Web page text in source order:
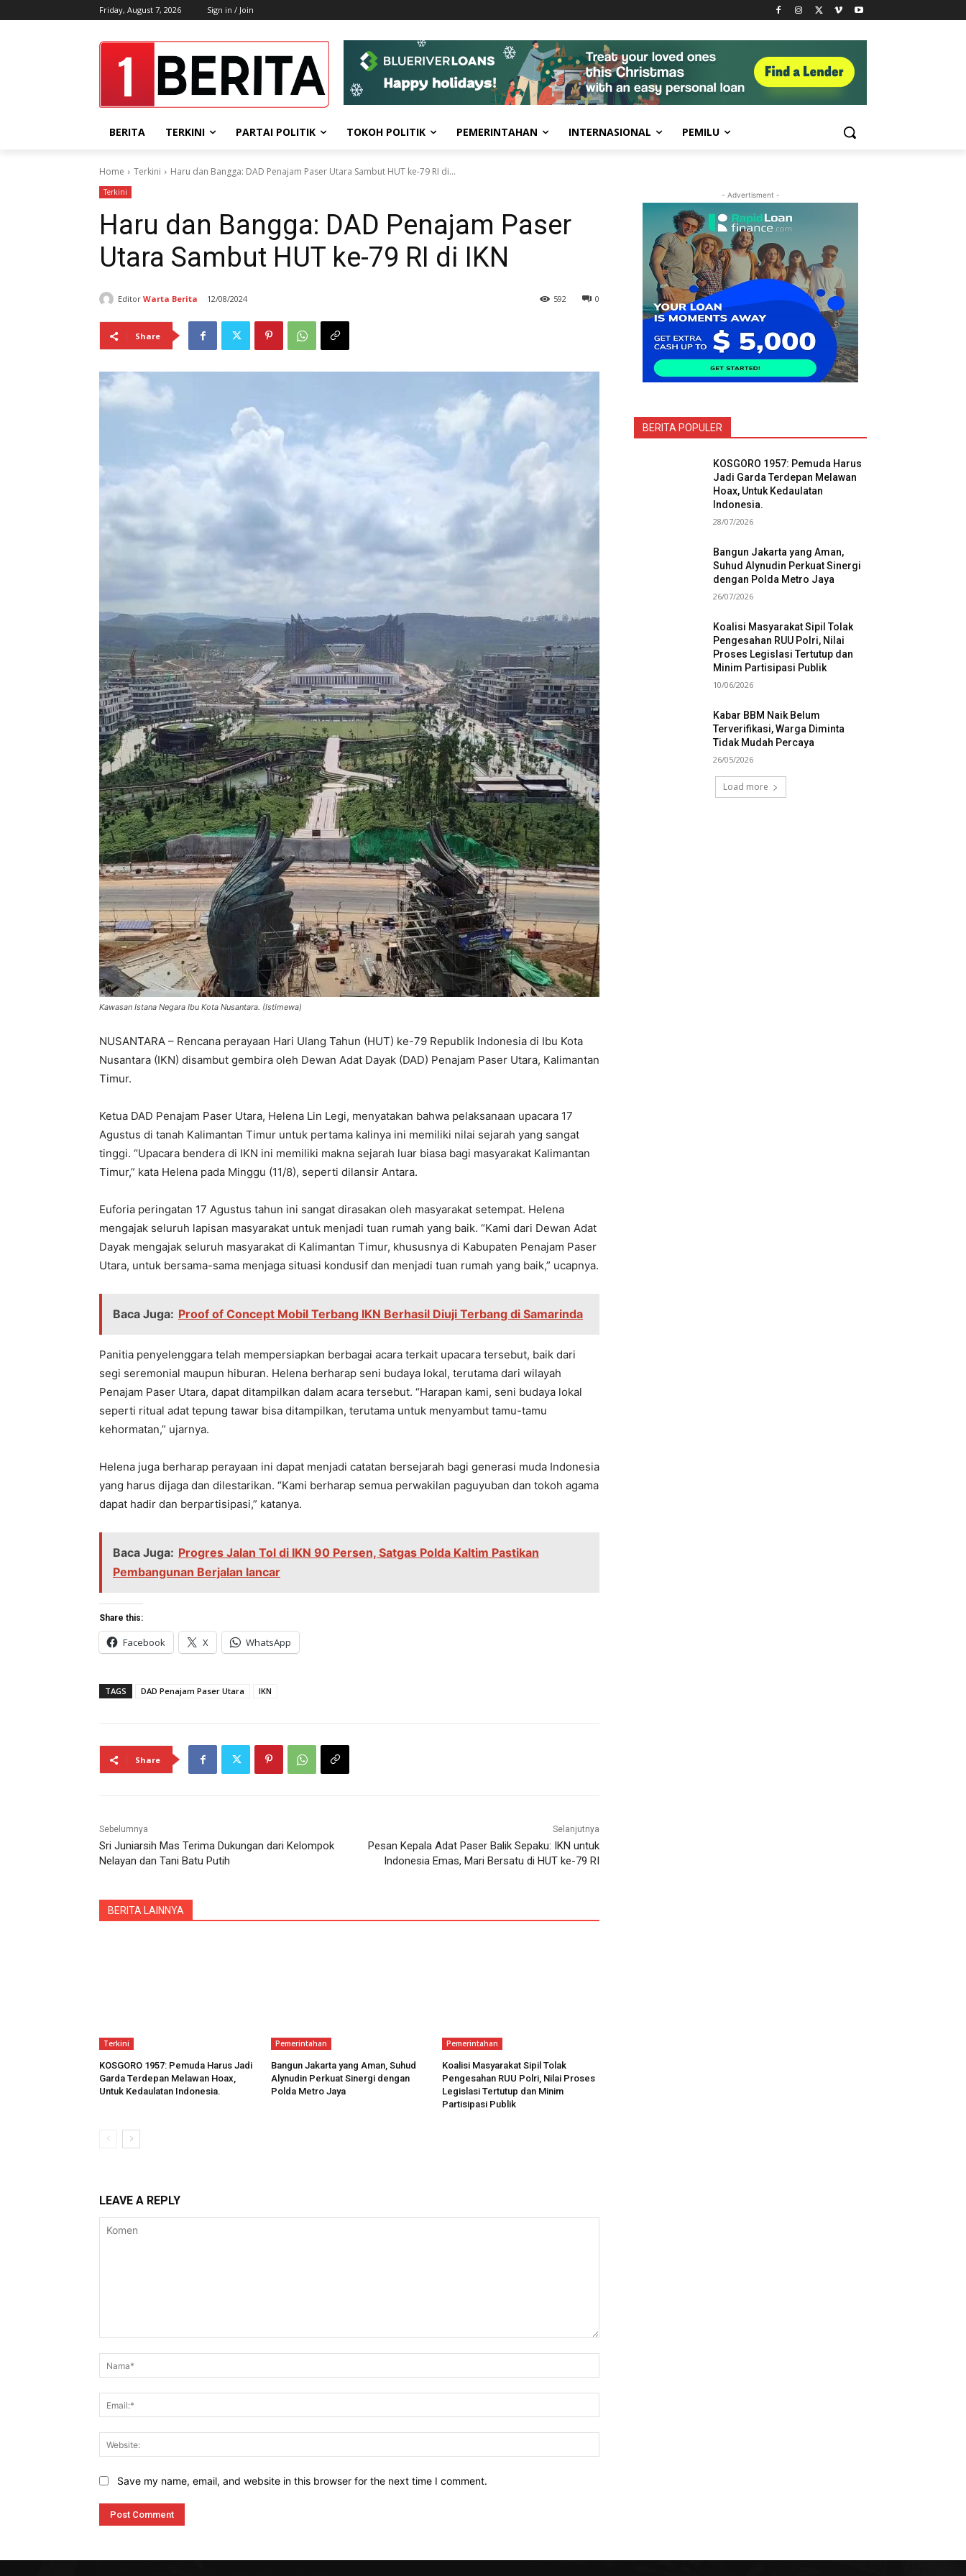
Friday, August 7, 2026 Sign in / Join
BERITA TERKINI PARTAI POLITIK TOKOH POLITIK PEMERINTAHAN INTERNASIONAL PEMILU
Home Terkini Haru dan Bangga: DAD Penajam Paser Utara Sambut HUT ke-79 RI di...
Terkini
Haru dan Bangga: DAD Penajam Paser
Utara Sambut HUT ke-79 RI di IKN
Editor Warta Berita 12/08/2024 0
592
Share
Kawasan Istana Negara Ibu Kota Nusantara. (Istimewa)
NUSANTARA – Rencana perayaan Hari Ulang Tahun (HUT) ke-79 Republik Indonesia di Ibu Kota
Nusantara (IKN) disambut gembira oleh Dewan Adat Dayak (DAD) Penajam Paser Utara, Kalimantan
Timur.
Ketua DAD Penajam Paser Utara, Helena Lin Legi, menyatakan bahwa pelaksanaan upacara 17
Agustus di tanah Kalimantan Timur untuk pertama kalinya ini memiliki nilai sejarah yang sangat
tinggi. “Upacara bendera di IKN ini memiliki makna sejarah luar biasa bagi masyarakat Kalimantan
Timur,” kata Helena pada Minggu (11/8), seperti dilansir Antara.
Euforia peringatan 17 Agustus tahun ini sangat dirasakan oleh masyarakat setempat. Helena
mengajak seluruh lapisan masyarakat untuk menjadi tuan rumah yang baik. “Kami dari Dewan Adat
Dayak mengajak seluruh masyarakat di Kalimantan Timur, khususnya di Kabupaten Penajam Paser
Utara, untuk bersama-sama menjaga situasi kondusif dan menjadi tuan rumah yang baik,” ucapnya.
Baca Juga: Proof of Concept Mobil Terbang IKN Berhasil Diuji Terbang di Samarinda
Panitia penyelenggara telah mempersiapkan berbagai acara terkait upacara tersebut, baik dari
segi seremonial maupun hiburan. Helena berharap seni budaya lokal, terutama dari wilayah
Penajam Paser Utara, dapat ditampilkan dalam acara tersebut. “Harapan kami, seni budaya lokal
seperti ritual adat tepung tawar bisa ditampilkan, terutama untuk menyambut tamu-tamu
kehormatan,” ujarnya.
Helena juga berharap perayaan ini dapat menjadi catatan bersejarah bagi generasi muda Indonesia
yang harus dijaga dan dilestarikan. “Kami berharap semua perwakilan paguyuban dan tokoh agama
dapat hadir dan berpartisipasi,” katanya.
Baca Juga: Progres Jalan Tol di IKN 90 Persen, Satgas Polda Kaltim Pastikan
Pembangunan Berjalan lancar
Share this:
Facebook X WhatsApp
TAGS DAD Penajam Paser Utara IKN
Share
Sebelumnya
Sri Juniarsih Mas Terima Dukungan dari Kelompok
Nelayan dan Tani Batu Putih
Selanjutnya
Pesan Kepala Adat Paser Balik Sepaku: IKN untuk
Indonesia Emas, Mari Bersatu di HUT ke-79 RI
BERITA LAINNYA
Terkini
KOSGORO 1957: Pemuda Harus Jadi
Garda Terdepan Melawan Hoax,
Untuk Kedaulatan Indonesia.
Pemerintahan
Bangun Jakarta yang Aman, Suhud
Alynudin Perkuat Sinergi dengan
Polda Metro Jaya
Pemerintahan
Koalisi Masyarakat Sipil Tolak
Pengesahan RUU Polri, Nilai Proses
Legislasi Tertutup dan Minim
Partisipasi Publik
LEAVE A REPLY
Save my name, email, and website in this browser for the next time I comment.
- Advertisment -
BERITA POPULER
KOSGORO 1957: Pemuda Harus
Jadi Garda Terdepan Melawan
Hoax, Untuk Kedaulatan
Indonesia.
28/07/2026
Bangun Jakarta yang Aman,
Suhud Alynudin Perkuat Sinergi
dengan Polda Metro Jaya
26/07/2026
Koalisi Masyarakat Sipil Tolak
Pengesahan RUU Polri, Nilai
Proses Legislasi Tertutup dan
Minim Partisipasi Publik
10/06/2026
Kabar BBM Naik Belum
Terverifikasi, Warga Diminta
Tidak Mudah Percaya
26/05/2026
Load more